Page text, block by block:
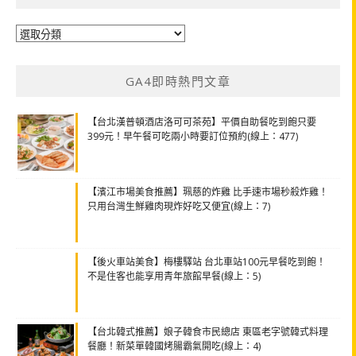
分
GA4即時熱門文章
【台北漢普頓酒店洛可可茶苑】平價自助餐吃到飽只要
399元！早午餐可吃兩小時要訂位預約(線上：477)
【濱江市場美食推薦】珮慈的炸雞 比手速市場秒殺炸雞！
只用台灣生鮮雞肉現炸好吃又便宜(線上：7)
【後火車站美食】梅樓驛站 台北車站100元早餐吃到飽！
不是住客也能享用青年旅館早餐(線上：5)
【台北韓式推薦】娘子韓食市民總店 東區老字號韓式料理
餐廳！新菜單韓國烤腸霸氣開吃(線上：4)